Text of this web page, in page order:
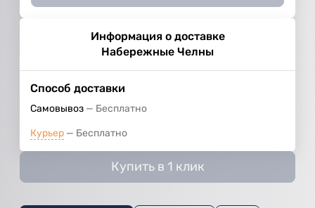
Информация о доставке
Набережные Челны
Способ доставки
Самовывоз Бесплатно
Курьер Бесплатно
Купить в 1 клик